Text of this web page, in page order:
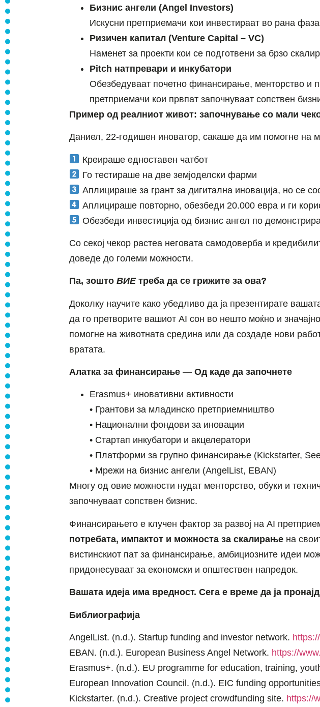
Бизнис ангели (Angel Investors)
Искусни претприемачи кои инвестираат во рана
Ризичен капитал (Venture Capital – VC)
Наменет за проекти кои се подготвени за брзо
Pitch натпревари и инкубатори
Обезбедуваат почетно финансирање, менторство и
претприемачи кои првпат започнуваат сопствен
Пример од реалниот живот: започнување со мали
Даниел, 22-годишен иноватор, сакаше да им помогне на
Креираше едноставен чатбот
Го тестираше на две земјоделски фарми
Аплицираше за грант за дигитална иновација, но се
Аплицираше повторно, обезбеди 20.000 евра и ги
Обезбеди инвестиција од бизнис ангел по
Со секој чекор растеа неговата самодоверба и
доведе до големи можности.
Па, зошто ВИЕтреба да се грижите за ова?
Доколку научите како убедливо да ја презентирате
да го претворите вашиот AI сон во нешто моќно и
помогне на животната средина или да создаде нови
вратата.
Алатка за финансирање — Од каде да започнете
Erasmus+ иновативни активности
• Грантови за младинско претприемништво
• Национални фондови за иновации
• Стартап инкубатори и акцелератори
• Платформи за групно финансирање (Kickstarter,
• Мрежи на бизнис ангели (AngelList, EBAN)
Многу од овие можности нудат менторство, обуки и
започнуваат сопствен бизнис.
Финансирањето е клучен фактор за развој на AI
потребата, импактот и можноста за скалирање на
вистинскиот пат за финансирање, амбициозните идеи
придонесуваат за економски и општествен напредок.
Вашата идеја има вредност. Сега е време да ја
Библиографија
AngelList. (n.d.). Startup funding and investor network.
EBAN. (n.d.). European Business Angel Network. https://
Erasmus+. (n.d.). EU programme for education, training,
European Innovation Council. (n.d.). EIC funding
Kickstarter. (n.d.). Creative project crowdfunding site. https://